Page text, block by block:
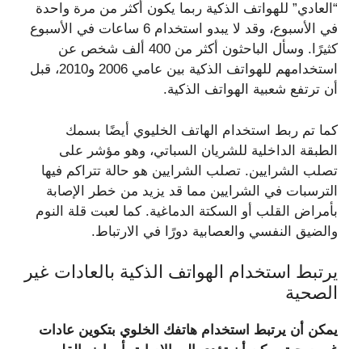
“العادي” للهواتف الذكية ربما يكون أكثر من مرة واحدة
في الأسبوع، وقد لا يبدو استخدام 6 ساعات في الأسبوع
كثيرًا. وسأل الباحثون أكثر من 400 ألف شخص عن
استخدامهم للهواتف الذكية بين عامي 2006 و2010، قبل
أن ترتفع شعبية الهواتف الذكية.
كما تم ربط استخدام الهاتف الخليوي أيضًا بسمك
الطبقة الداخلية للشريان السباتي، وهو مؤشر على
تصلب الشرايين. تصلب الشرايين هو حالة تتراكم فيها
الترسبات في الشرايين مما قد يزيد من خطر الإصابة
بأمراض القلب أو السكتة الدماغية. كما لعبت قلة النوم
والضيق النفسي والعصابية دورًا في الارتباط.
يرتبط استخدام الهواتف الذكية بالعادات غير
الصحية
يمكن أن يرتبط استخدام هاتفك الخلوي بتكوين عادات